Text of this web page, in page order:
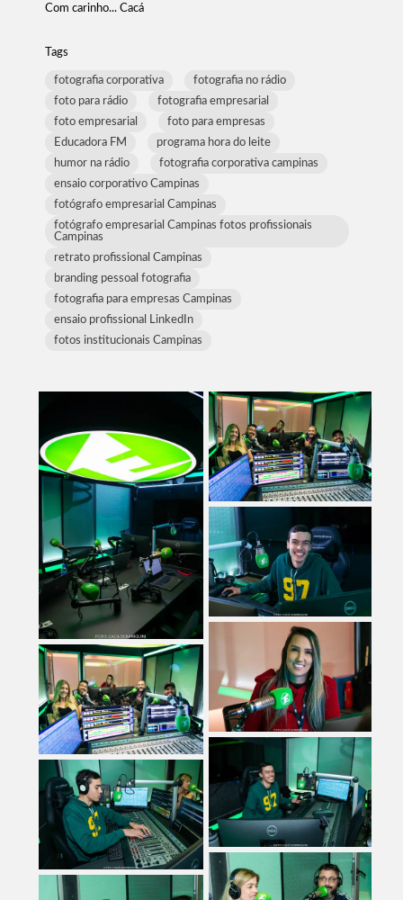
Com carinho... Cacá
Tags
fotografia corporativa
fotografia no rádio
foto para rádio
fotografia empresarial
foto empresarial
foto para empresas
Educadora FM
programa hora do leite
humor na rádio
fotografia corporativa campinas
ensaio corporativo Campinas
fotógrafo empresarial Campinas
fotógrafo empresarial Campinas fotos profissionais
Campinas
retrato profissional Campinas
branding pessoal fotografia
fotografia para empresas Campinas
ensaio profissional LinkedIn
fotos institucionais Campinas